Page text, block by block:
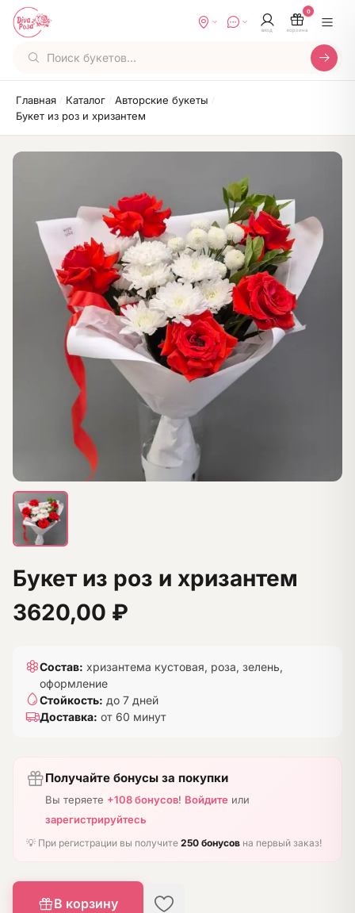
вход корзина
0
Главная / Каталог / Авторские букеты /
Букет из роз и хризантем
Букет из роз и хризантем
3620,00 ₽
Состав: хризантема кустовая, роза, зелень,
оформление
Стойкость: до 7 дней
Доставка: от 60 минут
Получайте бонусы за покупки
Вы теряете +108 бонусов! Войдите или
зарегистрируйтесь
💡 При регистрации вы получите 250 бонусов на первый заказ!
В корзину